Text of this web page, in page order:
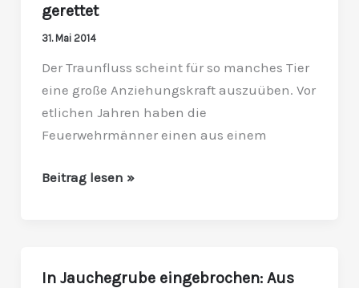
gerettet
31. Mai 2014
Der Traunfluss scheint für so manches Tier
eine große Anziehungskraft auszuüben. Vor
etlichen Jahren haben die
Feuerwehrmänner einen aus einem
Pferd
aus
gerettet
Beitrag lesen »
In Jauchegrube eingebrochen: Aus
In